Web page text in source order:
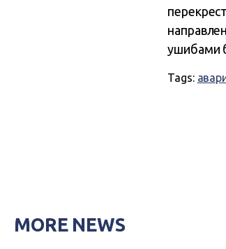
ушибами
Tags:
MORE NEWS